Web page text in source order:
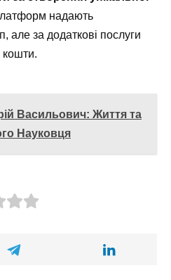
надають
але за додаткові послуги
кошти.
Васильович: Життя та
Науковця